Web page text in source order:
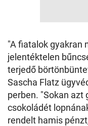
"A fiatalok gyakran
jelentéktelen
terjedő
Sascha Flatz
perben. "Sokan azt
csokoládét
rendelt hamis